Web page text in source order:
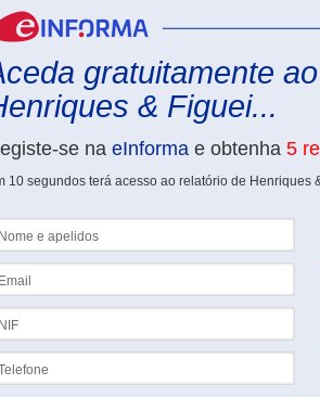
gratuitamente
& Figuei...
se na eInforma e obtenha 5
10 segundos terá acesso ao relatório de Henriques